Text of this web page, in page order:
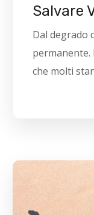
Salvare
Dal degrado
permanente.
che molti